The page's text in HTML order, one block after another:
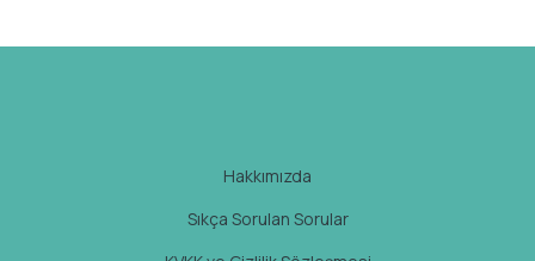
Hakkımızda
Sıkça Sorulan Sorular